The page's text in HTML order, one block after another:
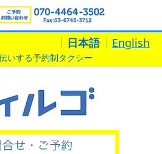
日本語 English
いする予約制タクシー